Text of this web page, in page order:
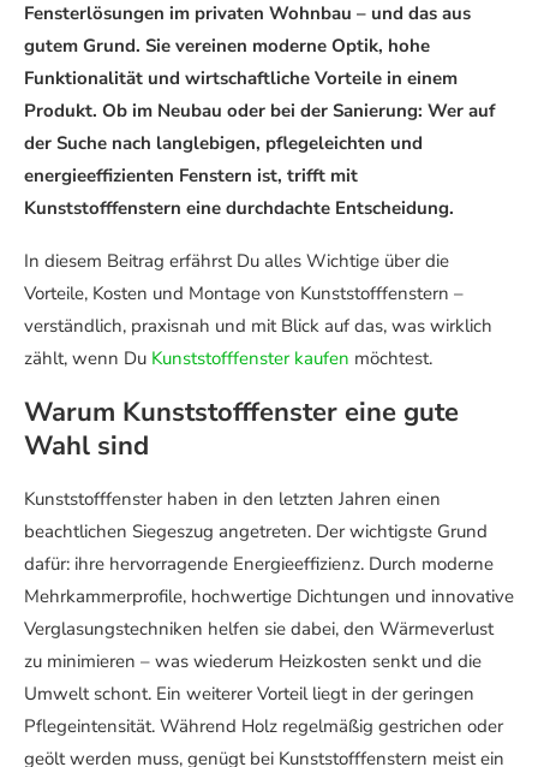
Fensterlösungen im privaten Wohnbau – und das aus
gutem Grund. Sie vereinen moderne Optik, hohe
Funktionalität und wirtschaftliche Vorteile in einem
Produkt. Ob im Neubau oder bei der Sanierung: Wer auf
der Suche nach langlebigen, pflegeleichten und
energieeffizienten Fenstern ist, trifft mit
Kunststofffenstern eine durchdachte Entscheidung.
In diesem Beitrag erfährst Du alles Wichtige über die
Vorteile, Kosten und Montage von Kunststofffenstern –
verständlich, praxisnah und mit Blick auf das, was wirklich
zählt, wenn Du Kunststofffenster kaufen möchtest.
Warum Kunststofffenster eine gute
Wahl sind
Kunststofffenster haben in den letzten Jahren einen
beachtlichen Siegeszug angetreten. Der wichtigste Grund
dafür: ihre hervorragende Energieeffizienz. Durch moderne
Mehrkammerprofile, hochwertige Dichtungen und innovative
Verglasungstechniken helfen sie dabei, den Wärmeverlust
zu minimieren – was wiederum Heizkosten senkt und die
Umwelt schont. Ein weiterer Vorteil liegt in der geringen
Pflegeintensität. Während Holz regelmäßig gestrichen oder
geölt werden muss, genügt bei Kunststofffenstern meist ein